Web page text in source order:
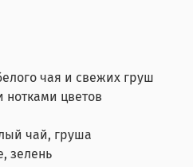
чая и свежих груш
нотками цветов
чай, груша
зелень